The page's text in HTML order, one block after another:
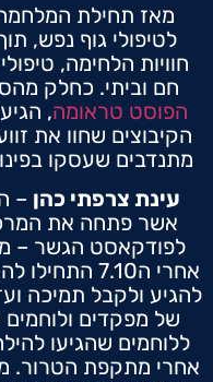
לטיפולי גוף נפש,
חוויות הלחימה,
חם וביתי. כחלק
הפוסט טראומה,
הקיבוצים שחוו את
מתנדבים שעסקו
עינת צרפתי כהן –
אשר פתחה את
לפודקאסט הגשר –
אחרי ה7.10
להגיע ולקבל תמיכה
של מפקדים ולוחמים
ללוחמים שהגיעו
אחרי מתקפת הטרור.